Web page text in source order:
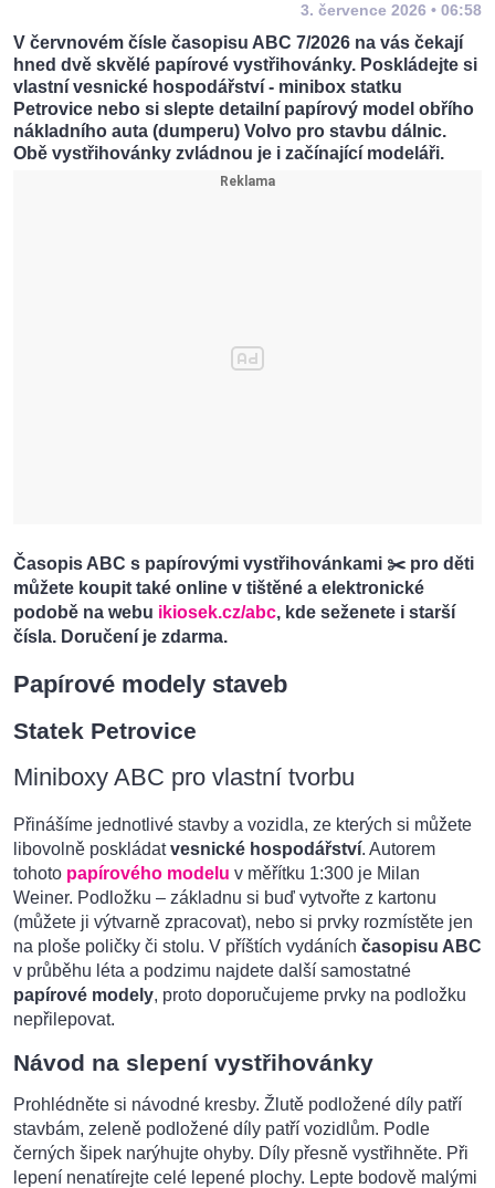
3. července 2026 • 06:58
V červnovém čísle časopisu ABC 7/2026 na vás čekají
hned dvě skvělé papírové vystřihovánky. Poskládejte si
vlastní vesnické hospodářství - minibox statku
Petrovice nebo si slepte detailní papírový model obřího
nákladního auta (dumperu) Volvo pro stavbu dálnic.
Obě vystřihovánky zvládnou je i začínající modeláři.
Časopis ABC s papírovými vystřihovánkami ✂️ pro děti
můžete koupit také online v tištěné a elektronické
podobě na webu ikiosek.cz/abc, kde seženete i starší
čísla. Doručení je zdarma.
Papírové modely staveb
Statek Petrovice
Miniboxy ABC pro vlastní tvorbu
Přinášíme jednotlivé stavby a vozidla, ze kterých si můžete
libovolně poskládatvesnické hospodářství. Autorem
tohoto papírového modelu v měřítku 1:300 je Milan
Weiner. Podložku – základnu si buď vytvořte z kartonu
(můžete ji výtvarně zpracovat), nebo si prvky rozmístěte jen
na ploše poličky či stolu. V příštích vydáních časopisu ABC
v průběhu léta a podzimu najdete další samostatné
papírové modely, proto doporučujeme prvky na podložku
nepřilepovat.
Návod na slepení vystřihovánky
Prohlédněte si návodné kresby. Žlutě podložené díly patří
stavbám, zeleně podložené díly patří vozidlům. Podle
černých šipek narýhujte ohyby. Díly přesně vystřihněte. Při
lepení nenatírejte celé lepené plochy. Lepte bodově malými